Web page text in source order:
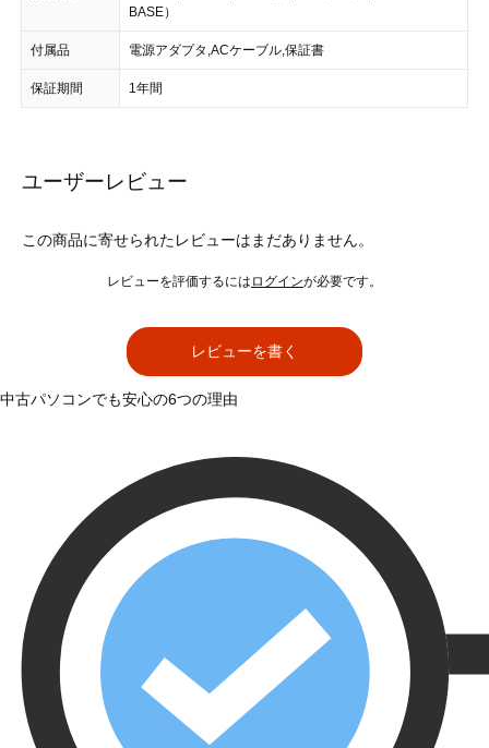
BASE）
付属品 電源アダプタ,ACケーブル,保証書
保証期間 1年間
ユーザーレビュー
この商品に寄せられたレビューはまだありません。
レビューを評価するには ログインが必要です。
レビューを書く
中古パソコンでも安心の6つの理由